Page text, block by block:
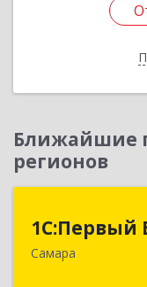
Ближайшие
регионов
1С:Первый
Самара443013,